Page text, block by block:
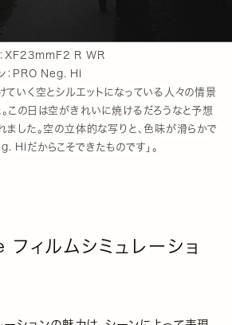
XF23mmF2 R WR
：PRO Neg. Hi
ていく空とシルエットになっている人々の情景
この日は空がきれいに焼けるだろうなと予想
ました。空の立体的な写りと、色味が滑らかで
Hiだからこそできたものです」。
ィルムシミュレーショ